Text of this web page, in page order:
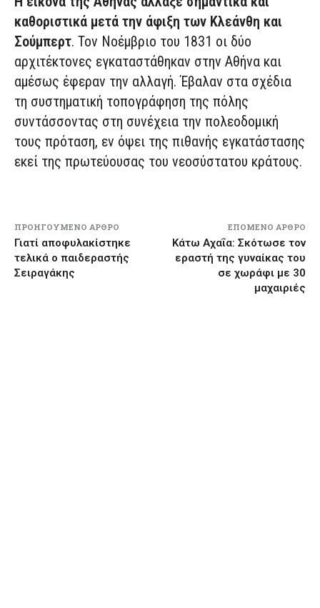
καθοριστικά μετά την άφιξη των Κλεάνθη και
Σούμπερτ. Τον Νοέμβριο του 1831 οι δύο
αρχιτέκτονες εγκαταστάθηκαν στην Αθήνα και
αμέσως έφεραν την αλλαγή. Έβαλαν στα σχέδια
τη συστηματική τοπογράφηση της πόλης
συντάσσοντας στη συνέχεια την πολεοδομική
τους πρόταση, εν όψει της πιθανής εγκατάστασης
εκεί της πρωτεύουσας του νεοσύστατου κράτους.
ΠΡΟΗΓΟΎΜΕΝΟ ΆΡΘΡΟ
Γιατί αποφυλακίστηκε
τελικά ο παιδεραστής
Σειραγάκης
ΕΠΌΜΕΝΟ ΆΡΘΡΟ
Κάτω Αχαΐα: Σκότωσε τον
εραστή της γυναίκας του
σε χωράφι με 30
μαχαιριές